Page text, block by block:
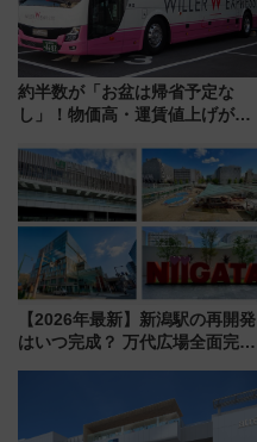
約半数が「お盆は帰省予定な
し」！物価高・運賃値上げが財
りたいけど……【WILLER お盆
帰省動向調査】
【2026年最新】新潟駅の再開発
はいつ完成？ 万代広場全面完成
開発、バスタ新潟構想まで徹底